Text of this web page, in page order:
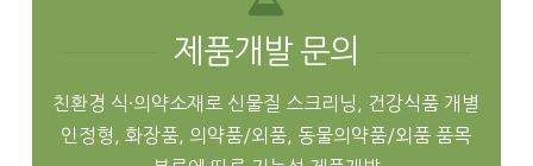
제품개발 문의
친환경 식·의약소재로 신물질 스크리닝, 건강식품 개별
인정형, 화장품, 의약품/외품, 동물의약품/외품 품목